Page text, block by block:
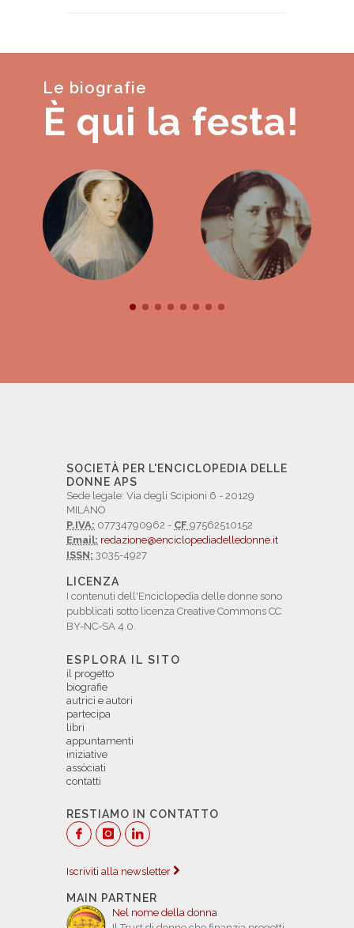
Le biografie
È qui la festa!
SOCIETÀ PER L'ENCICLOPEDIA DELLE
DONNE APS
Sede legale: Via degli Scipioni 6 - 20129
MILANO
P.IVA: 07734790962 - CF 97562510152
Email: redazione@enciclopediadelledonne.it
ISSN: 3035-4927
LICENZA
I contenuti dell'Enciclopedia delle donne sono
pubblicati sotto licenza Creative Commons CC
BY-NC-SA 4.0.
ESPLORA IL SITO
il progetto
biografie
autrici e autori
partecipa
libri
appuntamenti
iniziative
assòciati
contatti
RESTIAMO IN CONTATTO
Iscriviti alla newsletter
MAIN PARTNER
Nel nome della donna